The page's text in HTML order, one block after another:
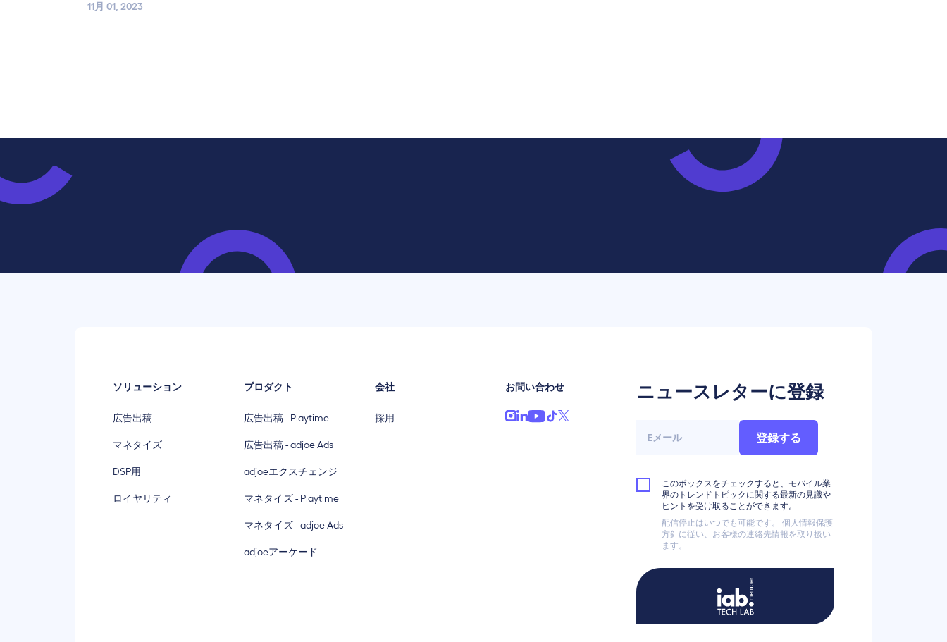
11月 01, 2023
ニュースレターに登録
登録する
このボックスをチェックすると、モバイル業
界のトレンドトピックに関する最新の見識や
ヒントを受け取ることができます。
配信停止はいつでも可能です。 個人情報保護
方針に従い、お客様の連絡先情報を取り扱い
ます。
ソリューション
広告出稿
マネタイズ
DSP用
ロイヤリティ
プロダクト
広告出稿 - Playtime
広告出稿 - adjoe Ads
adjoeエクスチェンジ
マネタイズ - Playtime
マネタイズ - adjoe Ads
adjoeアーケード
会社
採用
お問い合わせ